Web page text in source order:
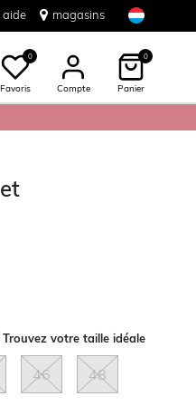
aide magasins
0
Favoris Compte
0
Panier
Trouvez votre taille idéale
46 48